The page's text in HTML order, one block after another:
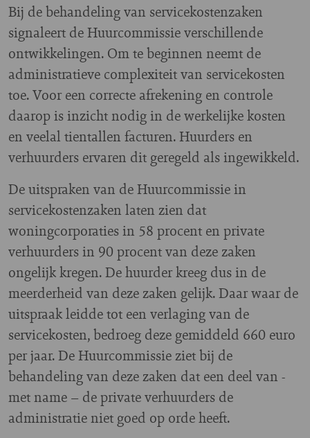
Bij de behandeling van servicekostenzaken
signaleert de Huurcommissie verschillende
ontwikkelingen. Om te beginnen neemt de
administratieve complexiteit van servicekosten
toe. Voor een correcte afrekening en controle
daarop is inzicht nodig in de werkelijke kosten
en veelal tientallen facturen. Huurders en
verhuurders ervaren dit geregeld als ingewikkeld.
De uitspraken van de Huurcommissie in
servicekostenzaken laten zien dat
woningcorporaties in 58 procent en private
verhuurders in 90 procent van deze zaken
ongelijk kregen. De huurder kreeg dus in de
meerderheid van deze zaken gelijk. Daar waar de
uitspraak leidde tot een verlaging van de
servicekosten, bedroeg deze gemiddeld 660 euro
per jaar. De Huurcommissie ziet bij de
behandeling van deze zaken dat een deel van -
met name – de private verhuurders de
administratie niet goed op orde heeft.